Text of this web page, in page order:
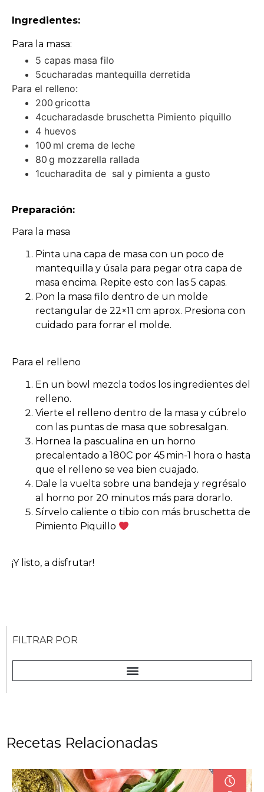
Ingredientes:
Para la masa:
5 capas masa filo
5cucharadas mantequilla derretida
Para el relleno:
200 gricotta
4cucharadasde bruschetta Pimiento piquillo
4 huevos
100 ml crema de leche
80 g mozzarella rallada
1cucharadita de sal y pimienta a gusto
Preparación:
Para la masa
Pinta una capa de masa con un poco de
mantequilla y úsala para pegar otra capa de
masa encima. Repite esto con las 5 capas.
Pon la masa filo dentro de un molde
rectangular de 22×11 cm aprox. Presiona con
cuidado para forrar el molde.
Para el relleno
En un bowl mezcla todos los ingredientes del
relleno.
Vierte el relleno dentro de la masa y cúbrelo
con las puntas de masa que sobresalgan.
Hornea la pascualina en un horno
precalentado a 180C por 45 min-1 hora o hasta
que el relleno se vea bien cuajado.
Dale la vuelta sobre una bandeja y regrésalo
al horno por 20 minutos más para dorarlo.
Sírvelo caliente o tibio con más bruschetta de
Pimiento Piquillo
¡Y listo, a disfrutar!
FILTRAR POR
Recetas Relacionadas